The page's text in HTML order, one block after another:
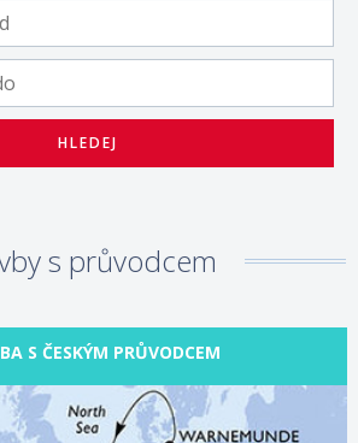
s průvodcem
S ČESKÝM PRŮVODCEM
1 700 €/OS.